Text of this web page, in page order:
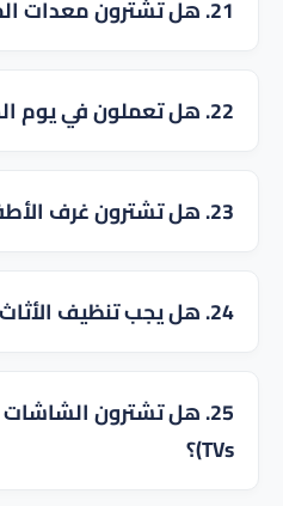
الاجتماعات بأسعار ممتازة.
21. هل تشترون معدات المطاعم المستعملة؟
الستانلس ستيل ومعدات
22. هل تعملون في يوم الجمعة؟
الإجازات لتناسب أوقات فراغ
23. هل تشترون غرف الأطفال والشباب؟
والأسرة ذات الطابقين.
24. هل يجب تنظيف الأثاث قبل بيعه؟
قد يساهم في إعطائك تقييماً
أساسياً.
TVs)؟